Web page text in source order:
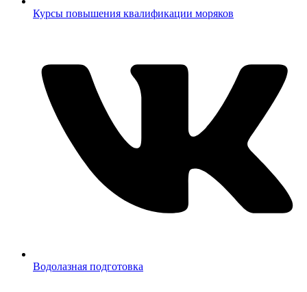
Курсы повышения квалификации моряков
Водолазная подготовка